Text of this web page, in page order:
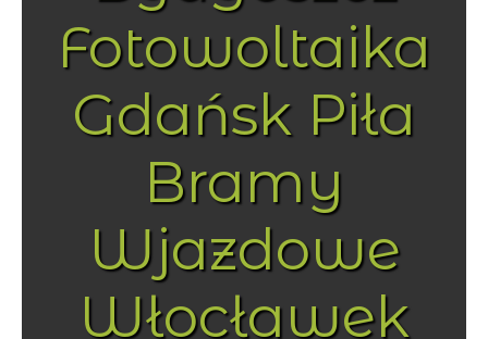
Fotowoltaika
Gdańsk Piła
Bramy
Wjazdowe
Włocławek